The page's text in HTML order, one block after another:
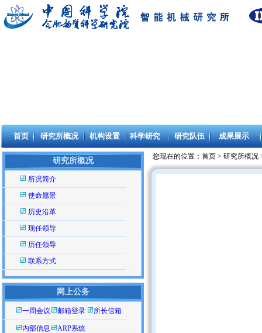
首页 研究所概况 机构设置 科学研究 研究队伍 成果展示
研究所概况
所况简介
使命愿景
历史沿革
现任领导
历任领导
联系方式
网上公务
一周会议 邮箱登录 所长信箱
内部信息 ARP系统
您现在的位置： 首页 > 研究所概况